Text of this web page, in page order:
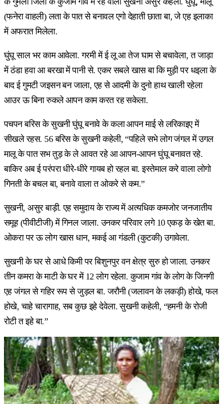
(फनेरा वाहली) लता के पात से बनावल एगो देहाती छाता बा, जे एह इलाका
में अफरात मिलेला.
घुंघू साल भर काम आवेला. गरमी में ई लू आ तेज घाम से बचावेला, त जाड़ा
में ठंडा हवा आ बरखा में पानी से. एकर सबले खास बा कि मुड़ी पर धइला के
बाद ई गुमटी जइसन बन जाला, एह से आदमी के दुनो हाथ खाली रहेला
आउर ऊ बिना रुकले आपन काम करत रह सकेला.
पचपन बरिस के सुखनी घुंघू बनावे के कला आपन माई से लरिकाइए में
सीखले रहस. 56 बरिस के सुखनी कहेली, “पहिले सभे लोग जंगल में उगल
मालू के पात सभ तुड़ के ले आवत रहे आ आपन-आपन घुंघू बनावत रहे.
बाकिर अब ई परंपरा धीरे-धीरे गायब हो रहल बा. इस्तेमाल करे वाला लोगो
गिनती के बचल बा, बनावे वाला त ओकरे से कम.”
सुखनी, असुर बाड़ी. एह समुदाय के राज्य में अत्यधिक कमजोर जनजातीय
समूह (पीवीटीजी) में गिनल जाला. उनकर परिवार लगे 10 एकड़ के खेत बा.
ओकरा पर ऊ लोग खास धान, मकई आ गंडली (कुटकी) उगावेला.
सुखनी के घर से आधे किमी पर बिशुनपुर वन क्षेत्र सुरु हो जाला. उनकर
तीन कमरा के माटी के घर में 12 लोग रहेला. कुजाम गांव के लोग के जिनगी
एह जंगल से गहिर रूप से जुड़ल बा. जरौनी (जलावन के लकड़ी) होखे, फल
होखे, चाहे चारागाह, सब कुछ इहे देवेला. सुखनी कहेली, “हमनी के रोजी
रोटी त इहे बा.”